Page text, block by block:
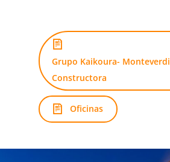
Grupo Kaikoura- Monteverdi
Constructora
Oficinas